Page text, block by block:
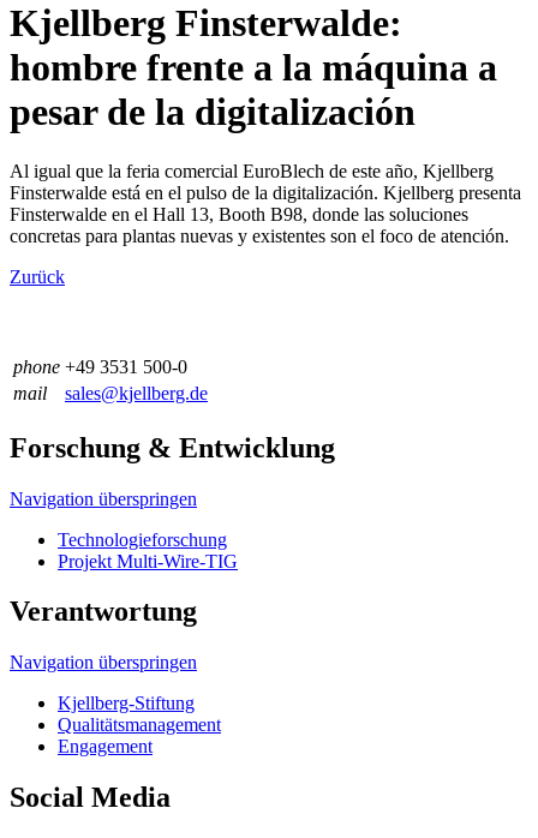
Kjellberg Finsterwalde:
hombre frente a la máquina a
pesar de la digitalización
Al igual que la feria comercial EuroBlech de este año, Kjellberg
Finsterwalde está en el pulso de la digitalización. Kjellberg presenta
Finsterwalde en el Hall 13, Booth B98, donde las soluciones
concretas para plantas nuevas y existentes son el foco de atención.
Zurück
phone +49 3531 500-0
mail
sales@kjellberg.de
Forschung & Entwicklung
Navigation überspringen
Technologieforschung
Projekt Multi-Wire-TIG
Verantwortung
Navigation überspringen
Kjellberg-Stiftung
Qualitäts­management
Engagement
Social Media